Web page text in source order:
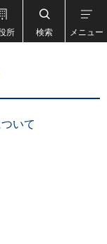
所 検索 メニュー
いて